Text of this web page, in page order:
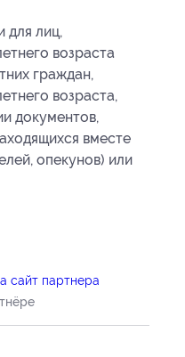
для лиц,
возраста
граждан,
возраста,
документов,
вместе
опекунов) или
сайт партнера